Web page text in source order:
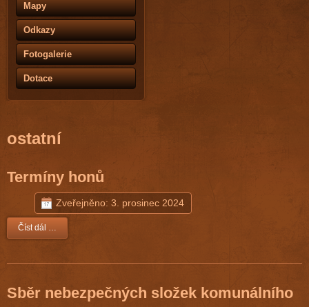
Mapy
Odkazy
Fotogalerie
Dotace
ostatní
Termíny honů
Zveřejněno: 3. prosinec 2024
Číst dál …
Sběr nebezpečných složek komunálního